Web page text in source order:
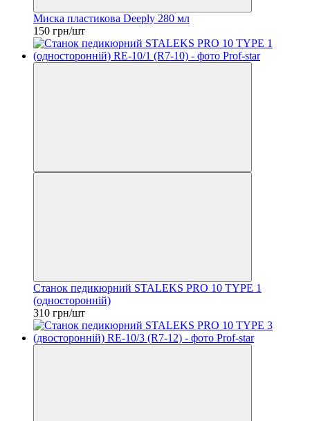
Миска пластикова Deeply 280 мл
150 грн/шт
Станок педикюрний STALEKS PRO 10 TYPE 1
(односторонній)
310 грн/шт